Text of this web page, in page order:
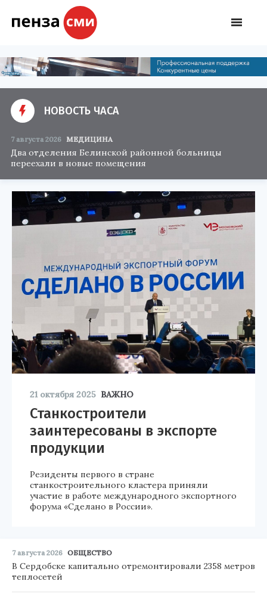
НОВОСТЬ ЧАСА
7 августа 2026 МЕДИЦИНА
Два отделения Белинской районной больницы
переехали в новые помещения
21 октября 2025 ВАЖНО
Станкостроители
заинтересованы в экспорте
продукции
Резиденты первого в стране
станкостроительного кластера приняли
участие в работе международного экспортного
форума «Сделано в России».
7 августа 2026 ОБЩЕСТВО
В Сердобске капитально отремонтировали 2358 метров
теплосетей